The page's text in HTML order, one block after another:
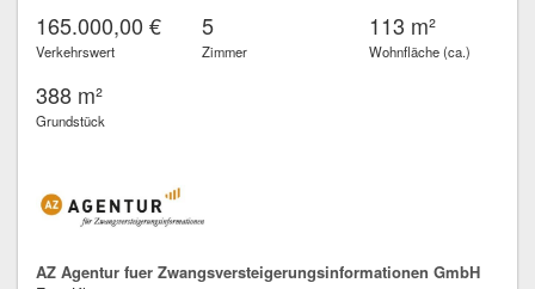
165.000,00 €
Verkehrswert
5
Zimmer
113 m²
Wohnfläche (ca.)
388 m²
Grundstück
AZ Agentur fuer Zwangsversteigerungsinformationen GmbH